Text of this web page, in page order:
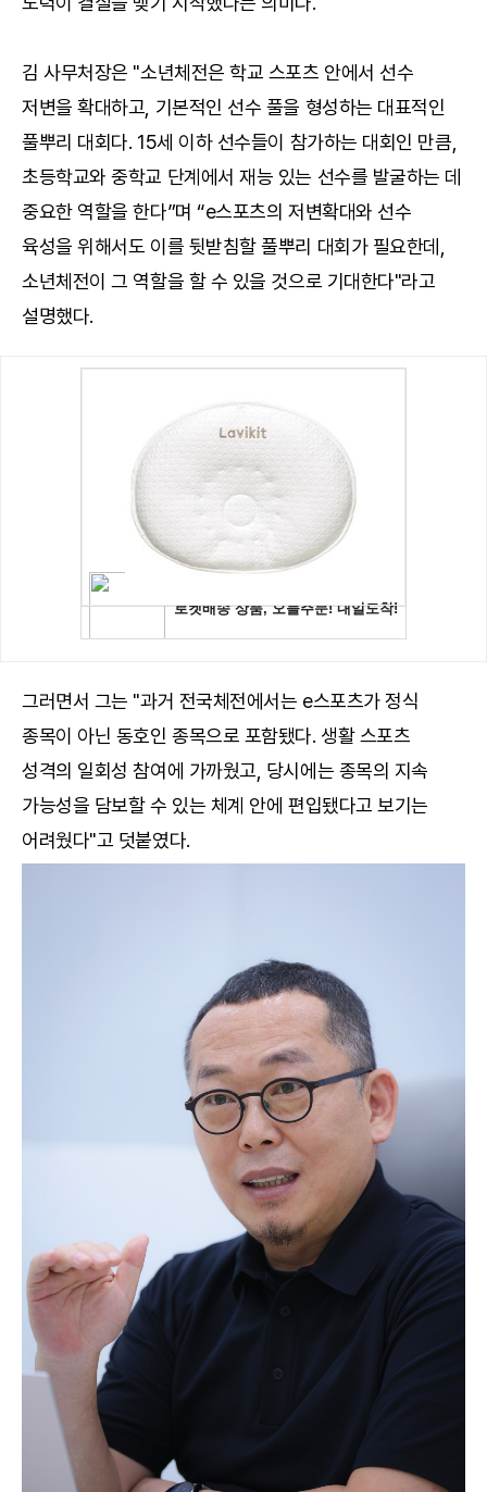
김 사무처장은 "소년체전은 학교 스포츠 안에서 선수
저변을 확대하고, 기본적인 선수 풀을 형성하는 대표적인
풀뿌리 대회다. 15세 이하 선수들이 참가하는 대회인 만큼,
초등학교와 중학교 단계에서 재능 있는 선수를 발굴하는 데
중요한 역할을 한다”며 “e스포츠의 저변확대와 선수
육성을 위해서도 이를 뒷받침할 풀뿌리 대회가 필요한데,
소년체전이 그 역할을 할 수 있을 것으로 기대한다"라고
설명했다.
그러면서 그는 "과거 전국체전에서는 e스포츠가 정식
종목이 아닌 동호인 종목으로 포함됐다. 생활 스포츠
성격의 일회성 참여에 가까웠고, 당시에는 종목의 지속
가능성을 담보할 수 있는 체계 안에 편입됐다고 보기는
어려웠다"고 덧붙였다.